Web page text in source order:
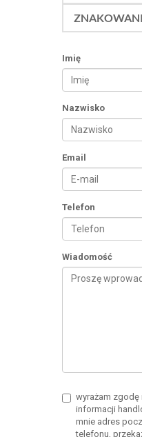
Imię
Nazwisko
Email
Telefon
Wiadomość
wyrażam zgodę
informacji
mnie adres
telefonu,